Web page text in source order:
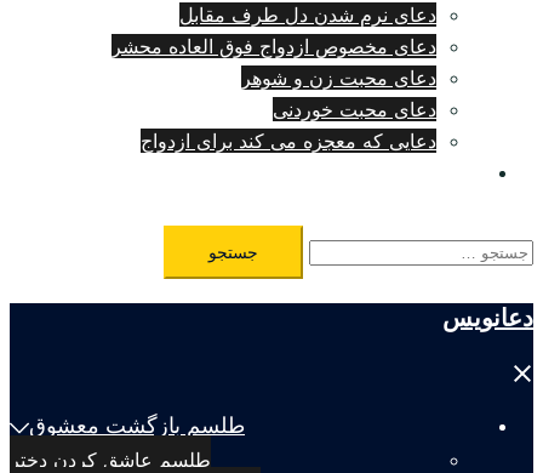
دعای نرم شدن دل طرف مقابل
دعای مخصوص ازدواج فوق العاده محشر
دعای محبت زن و شوهر
دعای محبت خوردنی
دعایی که معجزه می کند برای ازدواج
جستجو
برای:
دعانویس
Close
طلسم بازگشت معشوق
طلسم عاشق کردن دختر